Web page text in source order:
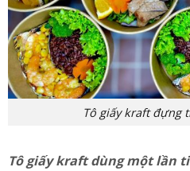
Tô giấy kraft đựng
Tô giấy kraft dùng một lần